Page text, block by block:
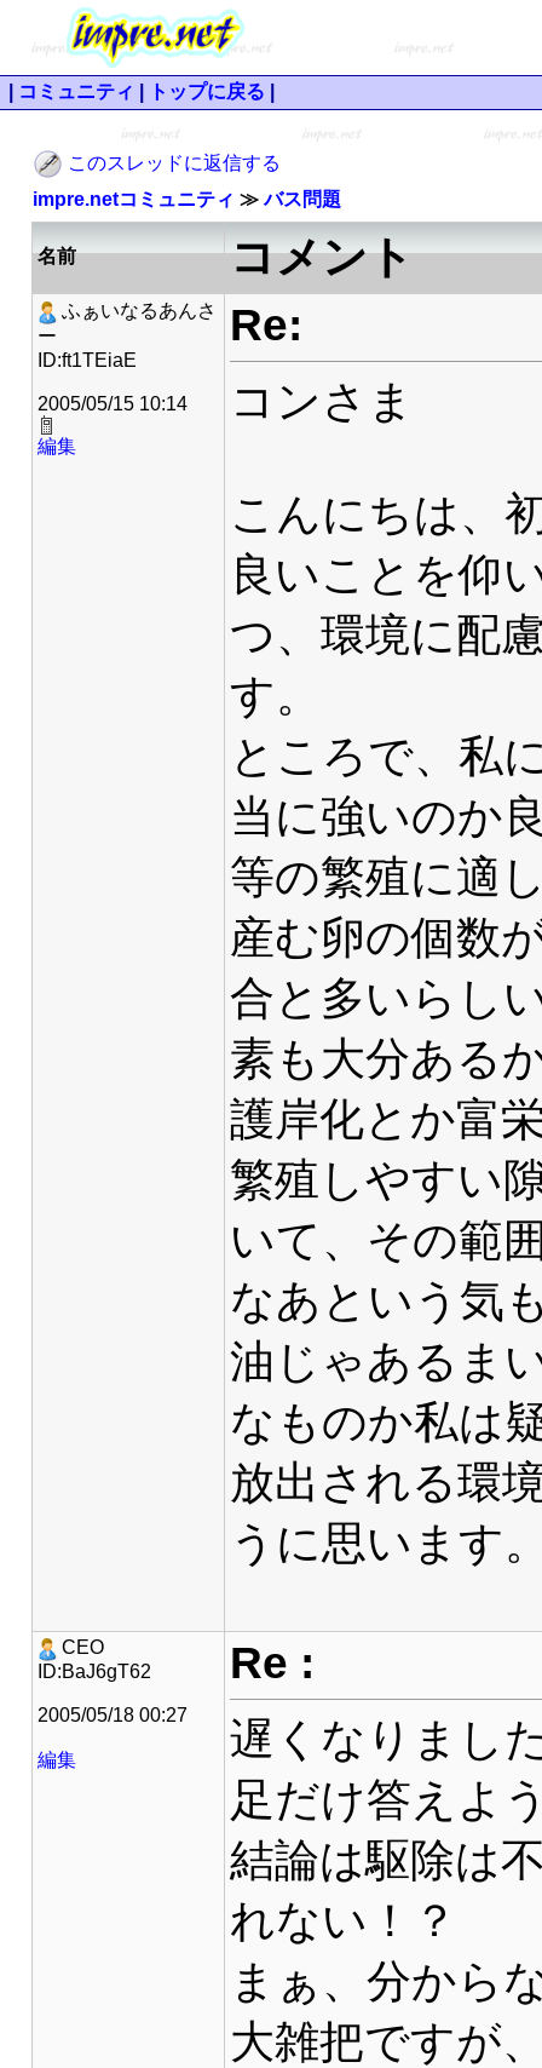
コミュニティ トップに戻る
このスレッドに返信する
impre.netコミュニティ ≫バス問題
名前 コメント
ふぁいなるあんさ
ー
ID:ft1TEiaE
2005/05/15 10:14
編集
Re:
コンさま
こんにちは、
良いことを仰
つ、環境に配
す。
ところで、私
当に強いのか
等の繁殖に適
産む卵の個数
合と多いらし
素も大分ある
護岸化とか富
繁殖しやすい
いて、その範
なあという気
油じゃあるま
なものか私は
放出される環
うに思います
CEO
ID:BaJ6gT62
2005/05/18 00:27
編集
Re :
遅くなりまし
足だけ答えよ
結論は駆除は
れない！？
まぁ、分から
大雑把ですが